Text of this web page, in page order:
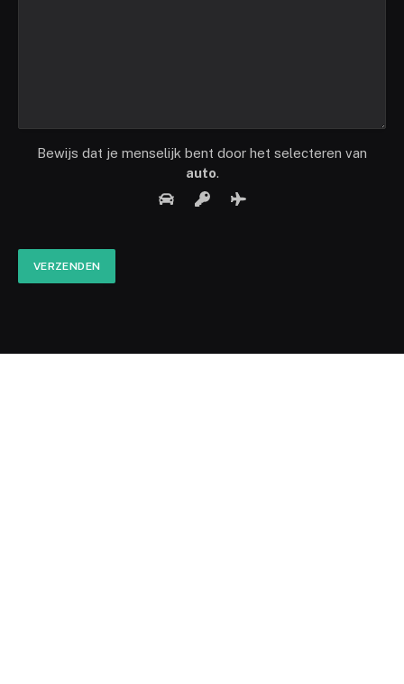
Bewijs dat je menselijk bent door het selecteren van
auto.